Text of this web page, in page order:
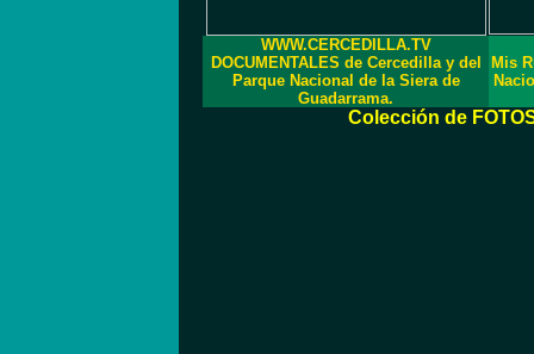
WWW.CERCEDILLA.TV
DOCUMENTALES de Cercedilla y del
Parque Nacional de la Siera de
Guadarrama.
Mis
Colección de